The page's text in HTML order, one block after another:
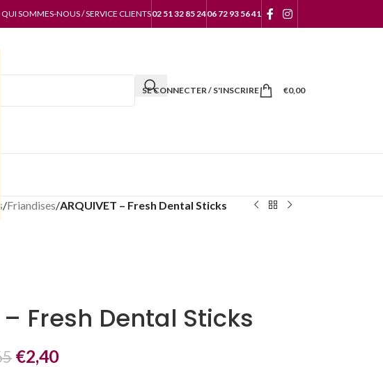
QUI SOMMES-NOUS / SERVICE CLIENTS02 51 32 85 2406 72 93 56 41
SE CONNECTER / S'INSCRIRE €0,00
/Friandises/ARQUIVET – Fresh Dental Sticks
– Fresh Dental Sticks
€2,40